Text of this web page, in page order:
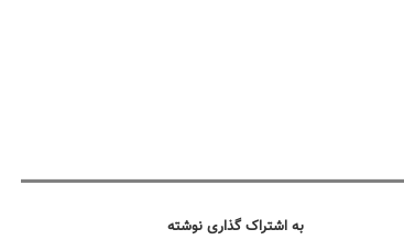
به اشتراک گذاری نوشته